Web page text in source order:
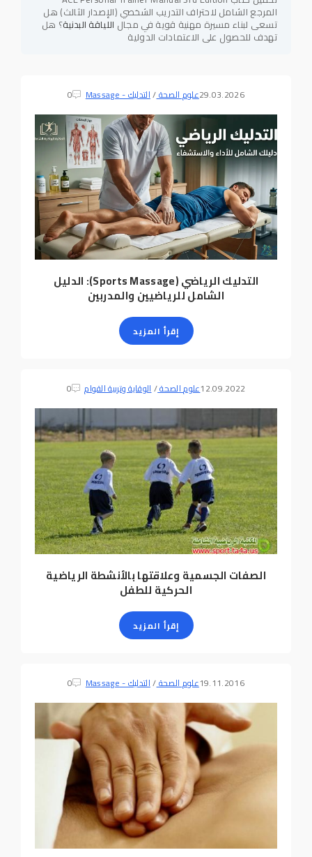
المرجع الشامل لاحتراف التدريب الشخصي (الإصدار الثالث) هل
تسعى لبناء مسيرة مهنية قوية في مجال اللياقة البدنية؟ هل
تهدف للحصول على الاعتمادات الدولية
29.03.2026علوم الصحة/التدليك - Massage 0
التدليك الرياضي (Sports Massage): الدليل
الشامل للرياضيين والمدربين
إقرأ المزيد
12.09.2022علوم الصحة/الوقاية وتربية القوام 0
الصفات الجسمية وعلاقتها بالأنشطة الرياضية
الحركية للطفل
إقرأ المزيد
19.11.2016علوم الصحة/التدليك - Massage 0